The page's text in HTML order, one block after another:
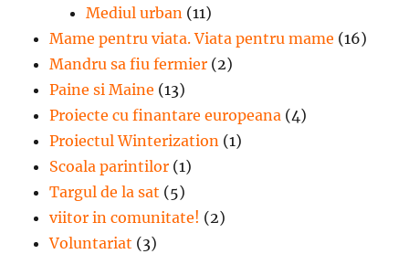
Mediul urban (11)
Mame pentru viata. Viata pentru mame (16)
Mandru sa fiu fermier (2)
Paine si Maine (13)
Proiecte cu finantare europeana (4)
Proiectul Winterization (1)
Scoala parintilor (1)
Targul de la sat (5)
viitor in comunitate! (2)
Voluntariat (3)